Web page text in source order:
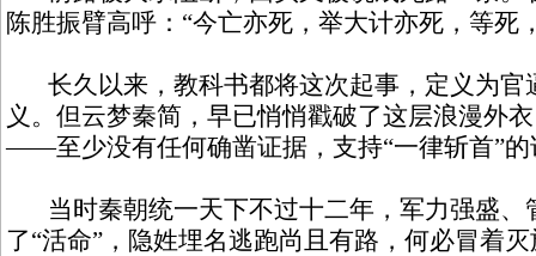
陈胜振臂高呼：“今亡亦死，举大计亦死，等死
长久以来，教科书都将这次起事，定义为官
义。但云梦秦简，早已悄悄戳破了这层浪漫外
——至少没有任何确凿证据，支持“一律斩首”的
当时秦朝统一天下不过十二年，军力强盛、
了“活命”，隐姓埋名逃跑尚且有路，何必冒着